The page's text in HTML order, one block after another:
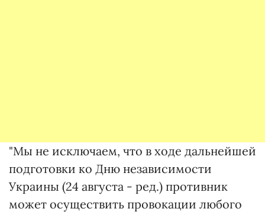
"Мы не исключаем, что в ходе дальнейшей
подготовки ко Дню независимости
Украины (24 августа - ред.) противник
может осуществить провокации любого